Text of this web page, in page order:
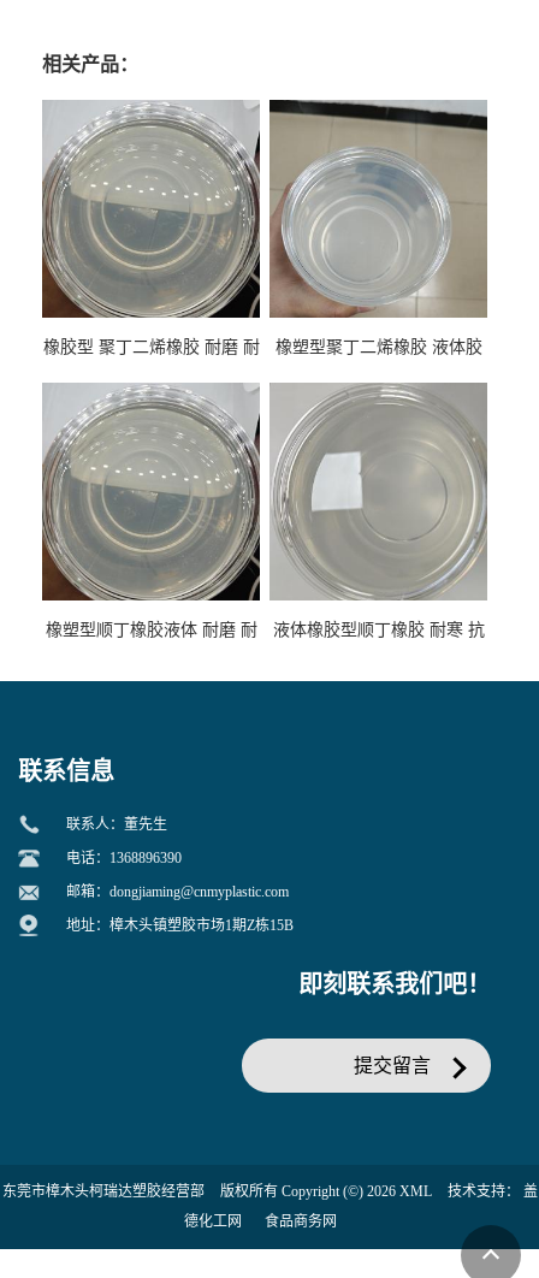
相关产品：
橡胶型 聚丁二烯橡胶 耐磨 耐
性
橡塑型聚丁二烯橡胶 液体胶
专用
橡塑型顺丁橡胶液体 耐磨 耐
液体橡胶型顺丁橡胶 耐寒 抗
联系信息
联系人：董先生
电话：1368896390
邮箱： dongjiaming@cnmyplastic.com
地址：樟木头镇塑胶市场1期Z栋15B
即刻联系我们吧！
提交留言
东莞市樟木头柯瑞达塑胶经营部 版权所有 Copyright (©) 2026 XML 技术支持： 盖
德化工网
食品商务网